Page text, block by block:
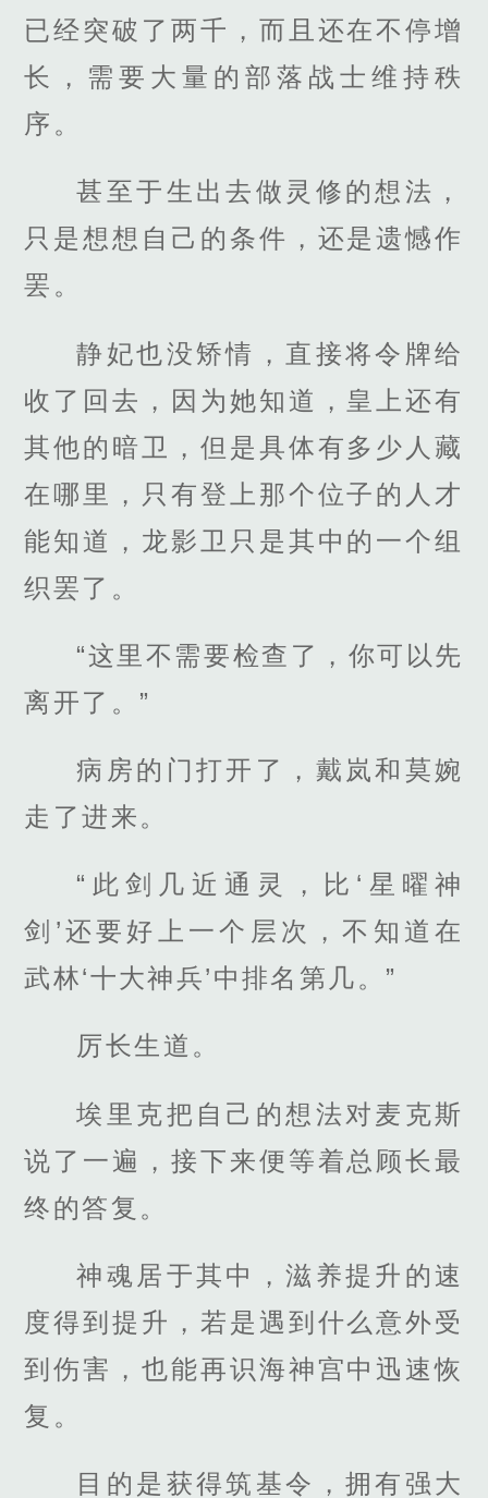
已经突破了两千，而且还在不停增
长，需要大量的部落战士维持秩
序。
甚至于生出去做灵修的想法，
只是想想自己的条件，还是遗憾作
罢。
静妃也没矫情，直接将令牌给
收了回去，因为她知道，皇上还有
其他的暗卫，但是具体有多少人藏
在哪里，只有登上那个位子的人才
能知道，龙影卫只是其中的一个组
织罢了。
“这里不需要检查了，你可以先
离开了。”
病房的门打开了，戴岚和莫婉
走了进来。
“此剑几近通灵，比‘星曜神
剑’还要好上一个层次，不知道在
武林‘十大神兵’中排名第几。”
厉长生道。
埃里克把自己的想法对麦克斯
说了一遍，接下来便等着总顾长最
终的答复。
神魂居于其中，滋养提升的速
度得到提升，若是遇到什么意外受
到伤害，也能再识海神宫中迅速恢
复。
目的是获得筑基令，拥有强大